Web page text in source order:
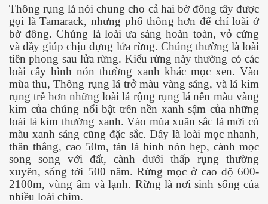
Thông rụng lá nói chung cho cả hai bờ đông tây được
gọi là Tamarack, nhưng phổ thông hơn để chỉ loài ở
bờ đông. Chúng là loài ưa sáng hoàn toàn, vỏ cứng
và dầy giúp chịu đựng lửa rừng. Chúng thường là loài
tiên phong sau lửa rừng. Kiểu rừng này thường có các
loài cây hình nón thường xanh khác mọc xen. Vào
mùa thu, Thông rụng lá trở màu vàng sáng, và lá kim
rụng trễ hơn những loài lá rộng rụng lá nên màu vàng
kim của chúng nổi bật trên nền xanh sậm của những
loài lá kim thường xanh. Vào mùa xuân sắc lá mới có
màu xanh sáng cũng đặc sắc. Đây là loài mọc nhanh,
thân thẳng, cao 50m, tán lá hình nón hẹp, cành mọc
song song với đất, cành dưới thấp rụng thường
xuyên, sống tới 500 năm. Rừng mọc ở cao độ 600-
2100m, vùng ẩm và lạnh. Rừng là nơi sinh sống của
nhiều loài chim.